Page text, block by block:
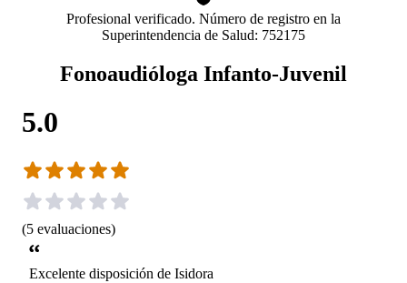
Profesional verificado. Número de registro en la
Superintendencia de Salud: 752175
Fonoaudióloga Infanto-Juvenil
5.0
(5 evaluaciones)
Excelente disposición de Isidora